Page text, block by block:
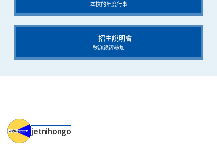
本校的年度行事
招生說明會
歡迎踴躍參加
jetnihongo